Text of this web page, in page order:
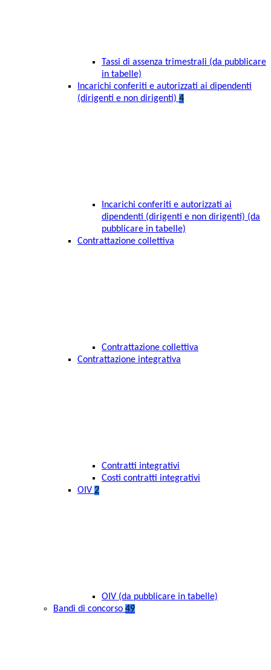
Tassi di assenza trimestrali (da pubblicare
in tabelle)
Incarichi conferiti e autorizzati ai dipendenti
(dirigenti e non dirigenti) 4
Incarichi conferiti e autorizzati ai
dipendenti (dirigenti e non dirigenti) (da
pubblicare in tabelle)
Contrattazione collettiva
Contrattazione collettiva
Contrattazione integrativa
Contratti integrativi
Costi contratti integrativi
OIV 2
OIV (da pubblicare in tabelle)
Bandi di concorso 49